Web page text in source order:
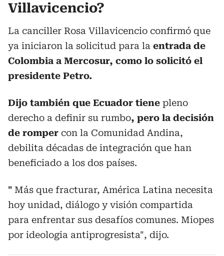
Villavicencio?
La canciller Rosa Villavicencio confirmó que
ya iniciaron la solicitud para la entrada de
Colombia a Mercosur, como lo solicitó el
presidente Petro.
Dijo también que Ecuador tiene pleno
derecho a definir su rumbo, pero la decisión
de romper con la Comunidad Andina,
debilita décadas de integración que han
beneficiado a los dos países.
" Más que fracturar, América Latina necesita
hoy unidad, diálogo y visión compartida
para enfrentar sus desafíos comunes. Miopes
por ideologia antiprogresista", dijo.